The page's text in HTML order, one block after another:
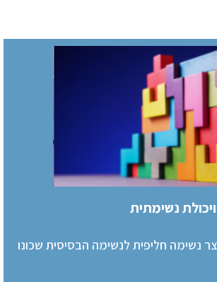
נשימתית
נשימה חליפית לנשימה הבסיסית שכונו